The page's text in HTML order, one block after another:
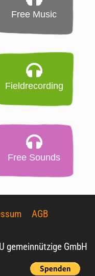
Free Music
Fieldrecording
Free Sounds
AGB
gemeinnützige GmbH